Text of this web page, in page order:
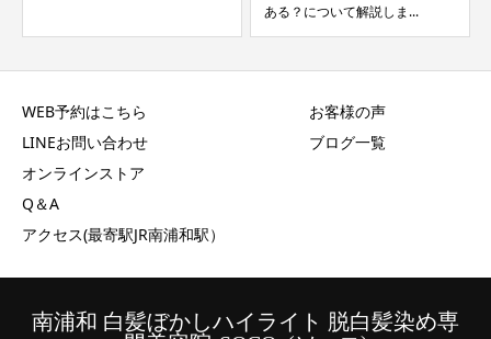
ある？について解説しま...
WEB予約はこちら
LINEお問い合わせ
オンラインストア
Q＆A
アクセス(最寄駅JR南浦和駅）
お客様の声
ブログ一覧
南浦和 白髪ぼかしハイライト 脱白髪染め専